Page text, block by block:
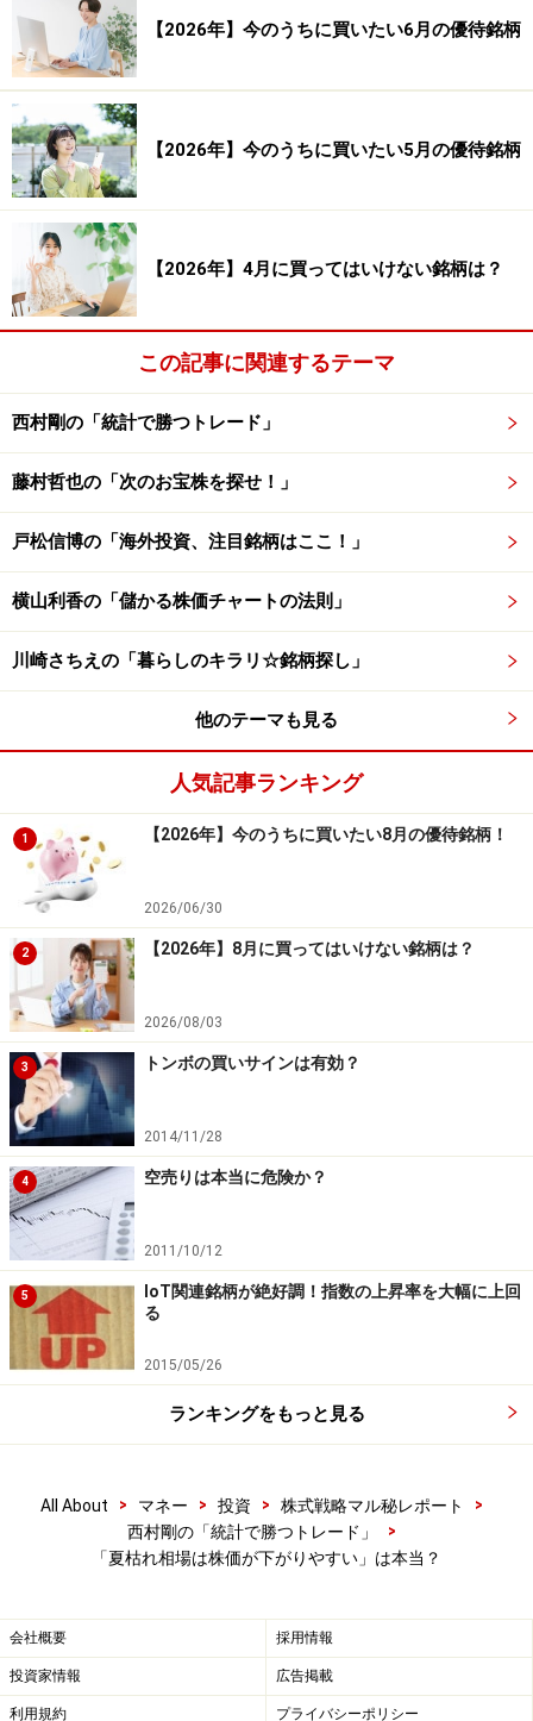
（率）： -8.29 ％
プロフィット・ファクター（合計利益÷合計損失）：
0.608
平均保持日数： 27.66 日
以上が株式市場の傾向（8月）の検証結果です。検証結
果を見てみると、勝率は39.02％、平均損益（率）
は-1.93％となっています。勝率が低く、1トレードあた
りの平均損益（率）がマイナスになっていることから、
8月は下落しやすい月といえるでしょう。
以上の結果より、相場が冷え込む傾向があるといわれて
いる8月の「夏枯れ相場」や「お盆の閑散相場」といっ
た相場の格言は、統計的に見てもある程度正しいようで
す。
お盆の時期は、個人投資家や機関投資家が夏季休暇に入
り投資を控えることから、買い意欲が衰える傾向がある
ようです。また、海外の投資家の8月の動向を見ると、
同様に夏季休暇に入ることで持ち株を手仕舞う傾向にあ
るようです。よって8月相場は出来高が少なく、軟調な
相場となる可能性が高く、株価は下がる傾向にあるとい
えるでしょう。
今回の検証では、8月は株価が下がりやすい傾向が見ら
れました。そのような下がりやすい傾向がある中でも成
績が好調な個別銘柄を確認してみましょう。
8月の好調銘柄ランキング
システムトレードの達人
上記の表は先ほどの検証結果において、勝率の高かった
銘柄のランキングです。ランキング上位の銘柄から特徴
を見ると、「テレビ東京ホールディングス<9413>」「梅
の花<7604>」などの銘柄と相性が良いようです。
これらの銘柄の共通点は、9月～10月に優待権利確定日
が入りやすく、株価上昇しやすいと考えられるでしょ
利が確定する銘柄数が多い月です。8月の投資戦略を考
える際は、上記の銘柄のような優待権利確定日のある銘
柄の中でも、個人投資家に人気の優待銘柄に注目してみ
【2026年】今のうちに買いたい6月の優待銘柄
【2026年】今のうちに買いたい5月の優待銘柄
【2026年】4月に買ってはいけない銘柄は？
この記事に関連するテーマ
西村剛の「統計で勝つトレード」
藤村哲也の「次のお宝株を探せ！」
戸松信博の「海外投資、注目銘柄はここ！」
横山利香の「儲かる株価チャートの法則」
川崎さちえの「暮らしのキラリ☆銘柄探し」
他のテーマも見る
人気記事ランキング
1 【2026年】今のうちに買いたい8月の優待銘柄！
2026/06/30
2 【2026年】8月に買ってはいけない銘柄は？
2026/08/03
3 トンボの買いサインは有効？
2014/11/28
4 空売りは本当に危険か？
2011/10/12
5
IoT関連銘柄が絶好調！指数の上昇率を大幅に上回
る
2015/05/26
ランキングをもっと見る
All About > マネー > 投資 > 株式戦略マル秘レポート
>
西村剛の「統計で勝つトレード」
>
「夏枯れ相場は株価が下がりやすい」は本当？
会社概要 採用情報
投資家情報 広告掲載
利用規約 プライバシーポリシー